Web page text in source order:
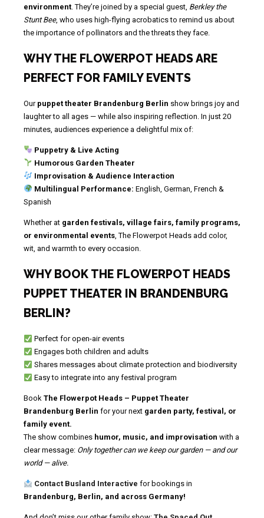
environment . They’re joined by a special guest, Berkley the
Stunt Bee, who uses high-flying acrobatics to remind us about
the importance of pollinators and the threats they face.
WHY THE FLOWERPOT HEADS ARE
PERFECT FOR FAMILY EVENTS
Our puppet theater Brandenburg Berlin show brings joy and
laughter to all ages — while also inspiring reflection. In just 20
minutes, audiences experience a delightful mix of:
Puppetry & Live Acting
Humorous Garden Theater
Improvisation & Audience Interaction
Multilingual Performance: English, German, French &
Spanish
Whether at garden festivals, village fairs, family programs,
or environmental events , The Flowerpot Heads add color,
wit, and warmth to every occasion.
WHY BOOK THE FLOWERPOT HEADS
PUPPET THEATER IN BRANDENBURG
BERLIN?
Perfect for open-air events
Engages both children and adults
Shares messages about climate protection and biodiversity
Easy to integrate into any festival program
Book The Flowerpot Heads – Puppet Theater
Brandenburg Berlin for your next garden party, festival, or
family event.
The show combines humor, music, and improvisation with a
clear message: Only together can we keep our garden — and our
world — alive.
Contact Busland Interactive for bookings in
Brandenburg, Berlin, and across Germany!